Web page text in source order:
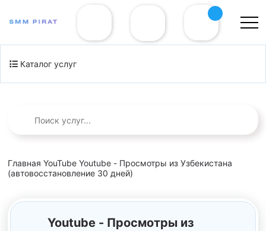
Каталог услуг
Главная YouTube Youtube - Просмотры из Узбекистана
(автовосстановление 30 дней)
Youtube - Просмотры из